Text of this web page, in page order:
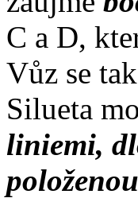
C a D,
Vůz se
Silueta
liniemi,